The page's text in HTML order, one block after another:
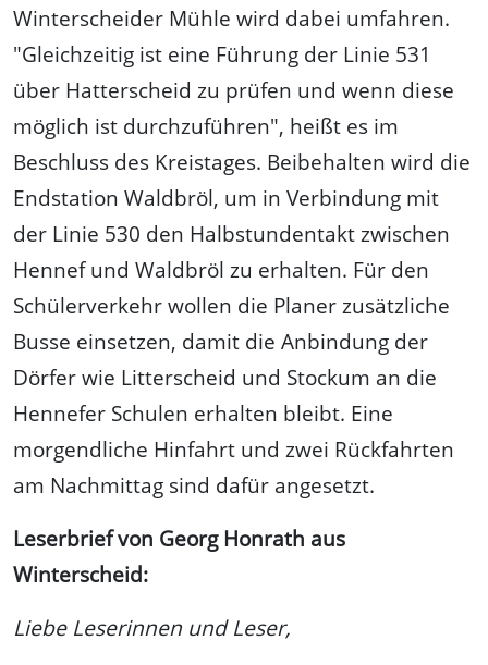
Winterscheider Mühle wird dabei umfahren.
"Gleichzeitig ist eine Führung der Linie 531
über Hatterscheid zu prüfen und wenn diese
möglich ist durchzuführen", heißt es im
Beschluss des Kreistages. Beibehalten wird die
Endstation Waldbröl, um in Verbindung mit
der Linie 530 den Halbstundentakt zwischen
Hennef und Waldbröl zu erhalten. Für den
Schülerverkehr wollen die Planer zusätzliche
Busse einsetzen, damit die Anbindung der
Dörfer wie Litterscheid und Stockum an die
Hennefer Schulen erhalten bleibt. Eine
morgendliche Hinfahrt und zwei Rückfahrten
am Nachmittag sind dafür angesetzt.
Leserbrief von Georg Honrath aus
Winterscheid:
Liebe Leserinnen und Leser,